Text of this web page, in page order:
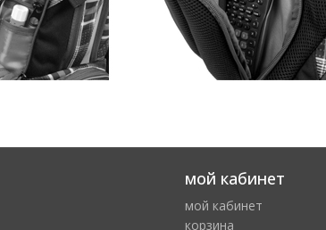
мой кабинет
мой кабинет
корзина